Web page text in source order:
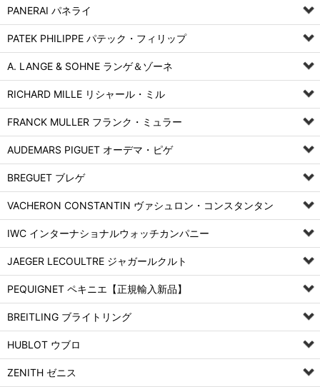
PANERAI パネライ
PATEK PHILIPPE パテック・フィリップ
A. LANGE & SOHNE ランゲ＆ゾーネ
RICHARD MILLE リシャール・ミル
FRANCK MULLER フランク・ミュラー
AUDEMARS PIGUET オーデマ・ピゲ
BREGUET ブレゲ
VACHERON CONSTANTIN ヴァシュロン・コンスタンタン
IWC インターナショナルウォッチカンパニー
JAEGER LECOULTRE ジャガールクルト
PEQUIGNET ペキニエ【正規輸入新品】
BREITLING ブライトリング
HUBLOT ウブロ
ZENITH ゼニス